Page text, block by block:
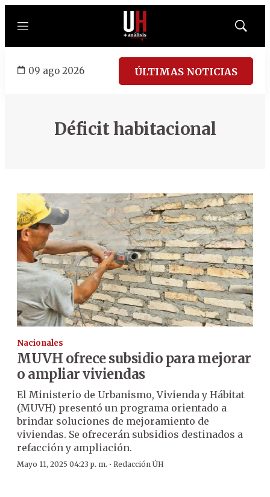
Menú
Mostrar
09 ago 2026 ÚLTIMAS NOTICIAS
Déficit habitacional
Nacionales
MUVH ofrece subsidio para mejorar
o ampliar viviendas
El Ministerio de Urbanismo, Vivienda y Hábitat
(MUVH) presentó un programa orientado a
brindar soluciones de mejoramiento de
viviendas. Se ofrecerán subsidios destinados a
refacción y ampliación.
Mayo 11, 2025 04:23 p. m. · Redacción ÚH